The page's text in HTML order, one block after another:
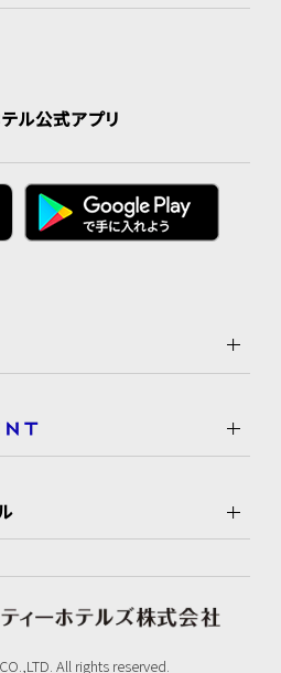
ル公式アプリ
All rights reserved.